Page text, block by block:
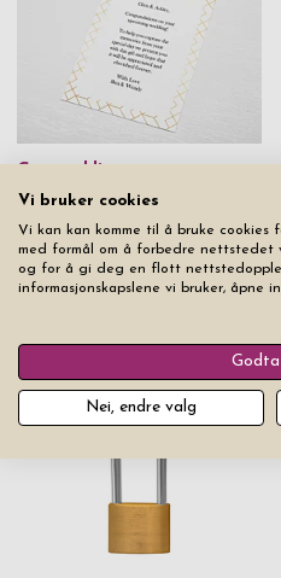
kr 49
Fra samme
Vi bruker cookies
Vi kan kan komme til å bruke cookies
med formål om å forbedre nettstedet
og for å gi deg en flott
informasjonskapslene vi bruker, åpne
Godta
Nei, endre valg